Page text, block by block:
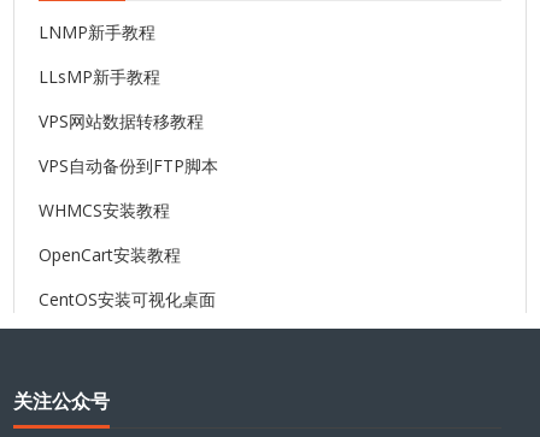
LNMP新手教程
LLsMP新手教程
VPS网站数据转移教程
VPS自动备份到FTP脚本
WHMCS安装教程
OpenCart安装教程
CentOS安装可视化桌面
关注公众号